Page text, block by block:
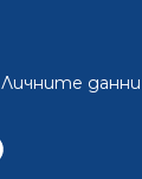
Личните данни